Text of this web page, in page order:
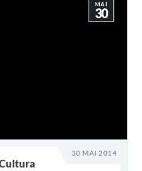
30 MAI 2014
MAI
30